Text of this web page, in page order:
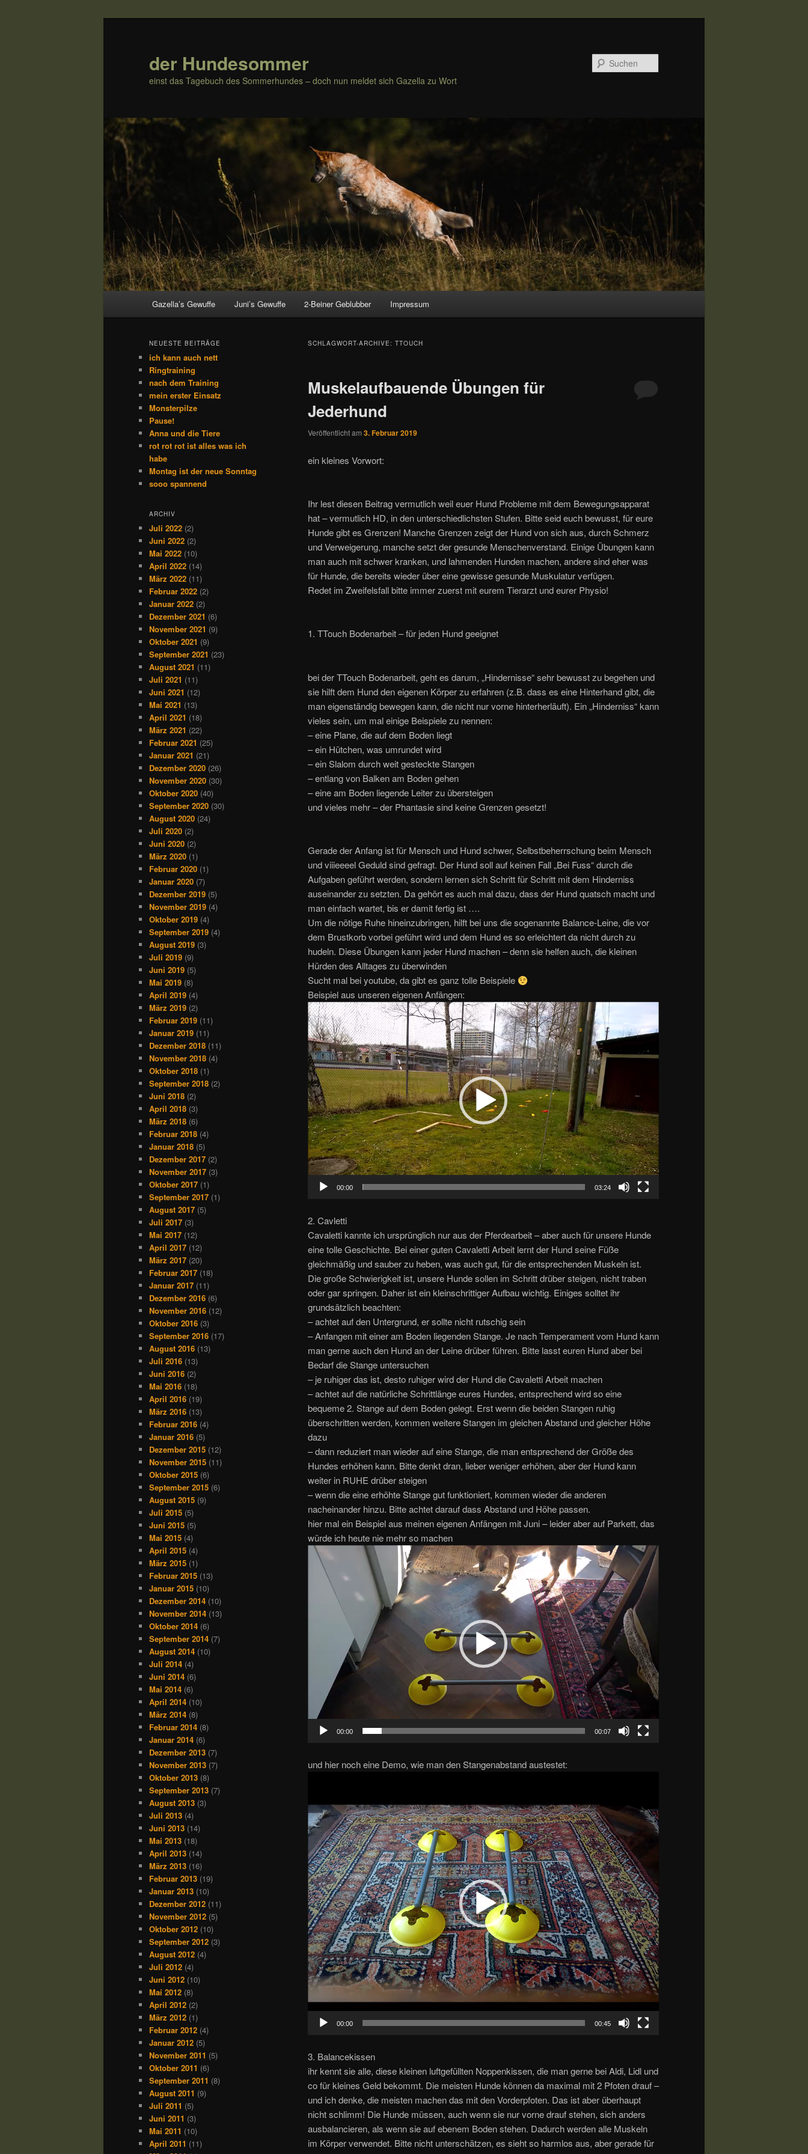
der Hundesommer
einst das Tagebuch des Sommerhundes – doch nun meldet sich Gazella zu Wort
Gazella’s Gewuffe Juni’s Gewuffe 2-Beiner Geblubber Impressum
SCHLAGWORT-ARCHIVE: TTOUCH
Muskelaufbauende Übungen für
Jederhund
Veröffentlicht am 3. Februar 2019
ein kleines Vorwort:
Ihr lest diesen Beitrag vermutlich weil euer Hund Probleme mit dem Bewegungsapparat
hat – vermutlich HD, in den unterschiedlichsten Stufen. Bitte seid euch bewusst, für eure
Hunde gibt es Grenzen! Manche Grenzen zeigt der Hund von sich aus, durch Schmerz
und Verweigerung, manche setzt der gesunde Menschenverstand. Einige Übungen kann
man auch mit schwer kranken, und lahmenden Hunden machen, andere sind eher was
für Hunde, die bereits wieder über eine gewisse gesunde Muskulatur verfügen.
Redet im Zweifelsfall bitte immer zuerst mit eurem Tierarzt und eurer Physio!
1. TTouch Bodenarbeit – für jeden Hund geeignet
bei der TTouch Bodenarbeit, geht es darum, „Hindernisse“ sehr bewusst zu begehen und
sie hilft dem Hund den eigenen Körper zu erfahren (z.B. dass es eine Hinterhand gibt, die
man eigenständig bewegen kann, die nicht nur vorne hinterherläuft). Ein „Hinderniss“ kann
vieles sein, um mal einige Beispiele zu nennen:
– eine Plane, die auf dem Boden liegt
– ein Hütchen, was umrundet wird
– ein Slalom durch weit gesteckte Stangen
– entlang von Balken am Boden gehen
– eine am Boden liegende Leiter zu übersteigen
und vieles mehr – der Phantasie sind keine Grenzen gesetzt!
Gerade der Anfang ist für Mensch und Hund schwer, Selbstbeherrschung beim Mensch
und viiieeeel Geduld sind gefragt. Der Hund soll auf keinen Fall „Bei Fuss“ durch die
Aufgaben geführt werden, sondern lernen sich Schritt für Schritt mit dem Hinderniss
auseinander zu setzten. Da gehört es auch mal dazu, dass der Hund quatsch macht und
man einfach wartet, bis er damit fertig ist ….
Um die nötige Ruhe hineinzubringen, hilft bei uns die sogenannte Balance-Leine, die vor
dem Brustkorb vorbei geführt wird und dem Hund es so erleichtert da nicht durch zu
hudeln. Diese Übungen kann jeder Hund machen – denn sie helfen auch, die kleinen
Hürden des Alltages zu überwinden
Sucht mal bei youtube, da gibt es ganz tolle Beispiele
Beispiel aus unseren eigenen Anfängen:
Video-
Player
00:00 03:24
2. Cavletti
Cavaletti kannte ich ursprünglich nur aus der Pferdearbeit – aber auch für unsere Hunde
eine tolle Geschichte. Bei einer guten Cavaletti Arbeit lernt der Hund seine Füße
gleichmäßig und sauber zu heben, was auch gut, für die entsprechenden Muskeln ist.
Die große Schwierigkeit ist, unsere Hunde sollen im Schritt drüber steigen, nicht traben
oder gar springen. Daher ist ein kleinschrittiger Aufbau wichtig. Einiges solltet ihr
grundsätzlich beachten:
– achtet auf den Untergrund, er sollte nicht rutschig sein
– Anfangen mit einer am Boden liegenden Stange. Je nach Temperament vom Hund kann
man gerne auch den Hund an der Leine drüber führen. Bitte lasst euren Hund aber bei
Bedarf die Stange untersuchen
– je ruhiger das ist, desto ruhiger wird der Hund die Cavaletti Arbeit machen
– achtet auf die natürliche Schrittlänge eures Hundes, entsprechend wird so eine
bequeme 2. Stange auf dem Boden gelegt. Erst wenn die beiden Stangen ruhig
überschritten werden, kommen weitere Stangen im gleichen Abstand und gleicher Höhe
dazu
– dann reduziert man wieder auf eine Stange, die man entsprechend der Größe des
Hundes erhöhen kann. Bitte denkt dran, lieber weniger erhöhen, aber der Hund kann
weiter in RUHE drüber steigen
– wenn die eine erhöhte Stange gut funktioniert, kommen wieder die anderen
nacheinander hinzu. Bitte achtet darauf dass Abstand und Höhe passen.
hier mal ein Beispiel aus meinen eigenen Anfängen mit Juni – leider aber auf Parkett, das
würde ich heute nie mehr so machen
Video-
Player
00:00 00:07
und hier noch eine Demo, wie man den Stangenabstand austestet:
00:00 00:45
3. Balancekissen
ihr kennt sie alle, diese kleinen luftgefüllten Noppenkissen, die man gerne bei Aldi, Lidl und
co für kleines Geld bekommt. Die meisten Hunde können da maximal mit 2 Pfoten drauf –
und ich denke, die meisten machen das mit den Vorderpfoten. Das ist aber überhaupt
nicht schlimm! Die Hunde müssen, auch wenn sie nur vorne drauf stehen, sich anders
ausbalancieren, als wenn sie auf ebenem Boden stehen. Dadurch werden alle Muskeln
im Körper verwendet. Bitte nicht unterschätzen, es sieht so harmlos aus, aber gerade für
NEUESTE BEITRÄGE
ich kann auch nett
Ringtraining
nach dem Training
mein erster Einsatz
Monsterpilze
Pause!
Anna und die Tiere
rot rot rot ist alles was ich
habe
Montag ist der neue Sonntag
sooo spannend
ARCHIV
Juli 2022 (2)
Juni 2022 (2)
Mai 2022 (10)
April 2022 (14)
März 2022 (11)
Februar 2022 (2)
Januar 2022 (2)
Dezember 2021 (6)
November 2021 (9)
Oktober 2021 (9)
September 2021 (23)
August 2021 (11)
Juli 2021 (11)
Juni 2021 (12)
Mai 2021 (13)
April 2021 (18)
März 2021 (22)
Februar 2021 (25)
Januar 2021 (21)
Dezember 2020 (26)
November 2020 (30)
Oktober 2020 (40)
September 2020 (30)
August 2020 (24)
Juli 2020 (2)
Juni 2020 (2)
März 2020 (1)
Februar 2020 (1)
Januar 2020 (7)
Dezember 2019 (5)
November 2019 (4)
Oktober 2019 (4)
September 2019 (4)
August 2019 (3)
Juli 2019 (9)
Juni 2019 (5)
Mai 2019 (8)
April 2019 (4)
März 2019 (2)
Februar 2019 (11)
Januar 2019 (11)
Dezember 2018 (11)
November 2018 (4)
Oktober 2018 (1)
September 2018 (2)
Juni 2018 (2)
April 2018 (3)
März 2018 (6)
Februar 2018 (4)
Januar 2018 (5)
Dezember 2017 (2)
November 2017 (3)
Oktober 2017 (1)
September 2017 (1)
August 2017 (5)
Juli 2017 (3)
Mai 2017 (12)
April 2017 (12)
März 2017 (20)
Februar 2017 (18)
Januar 2017 (11)
Dezember 2016 (6)
November 2016 (12)
Oktober 2016 (3)
September 2016 (17)
August 2016 (13)
Juli 2016 (13)
Juni 2016 (2)
Mai 2016 (18)
April 2016 (19)
März 2016 (13)
Februar 2016 (4)
Januar 2016 (5)
Dezember 2015 (12)
November 2015 (11)
Oktober 2015 (6)
September 2015 (6)
August 2015 (9)
Juli 2015 (5)
Juni 2015 (5)
Mai 2015 (4)
April 2015 (4)
März 2015 (1)
Februar 2015 (13)
Januar 2015 (10)
Dezember 2014 (10)
November 2014 (13)
Oktober 2014 (6)
September 2014 (7)
August 2014 (10)
Juli 2014 (4)
Juni 2014 (6)
Mai 2014 (6)
April 2014 (10)
März 2014 (8)
Februar 2014 (8)
Januar 2014 (6)
Dezember 2013 (7)
November 2013 (7)
Oktober 2013 (8)
September 2013 (7)
August 2013 (3)
Juli 2013 (4)
Juni 2013 (14)
Mai 2013 (18)
April 2013 (14)
März 2013 (16)
Februar 2013 (19)
Januar 2013 (10)
Dezember 2012 (11)
November 2012 (5)
Oktober 2012 (10)
September 2012 (3)
August 2012 (4)
Juli 2012 (4)
Juni 2012 (10)
Mai 2012 (8)
April 2012 (2)
März 2012 (1)
Februar 2012 (4)
Januar 2012 (5)
November 2011 (5)
Oktober 2011 (6)
September 2011 (8)
August 2011 (9)
Juli 2011 (5)
Juni 2011 (3)
Mai 2011 (10)
April 2011 (11)